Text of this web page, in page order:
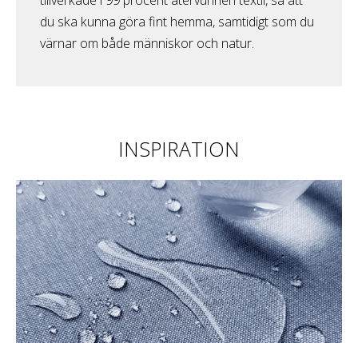
du ska kunna göra fint hemma, samtidigt som du
värnar om både människor och natur.
INSPIRATION